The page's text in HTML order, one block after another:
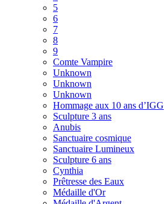
5
6
7
8
9
Comte Vampire
Unknown
Unknown
Unknown
Hommage aux 10 ans d’IGG
Sculpture 3 ans
Anubis
Sanctuaire cosmique
Sanctuaire Lumineux
Sculpture 6 ans
Cynthia
Prêtresse des Eaux
Médaille d'Or